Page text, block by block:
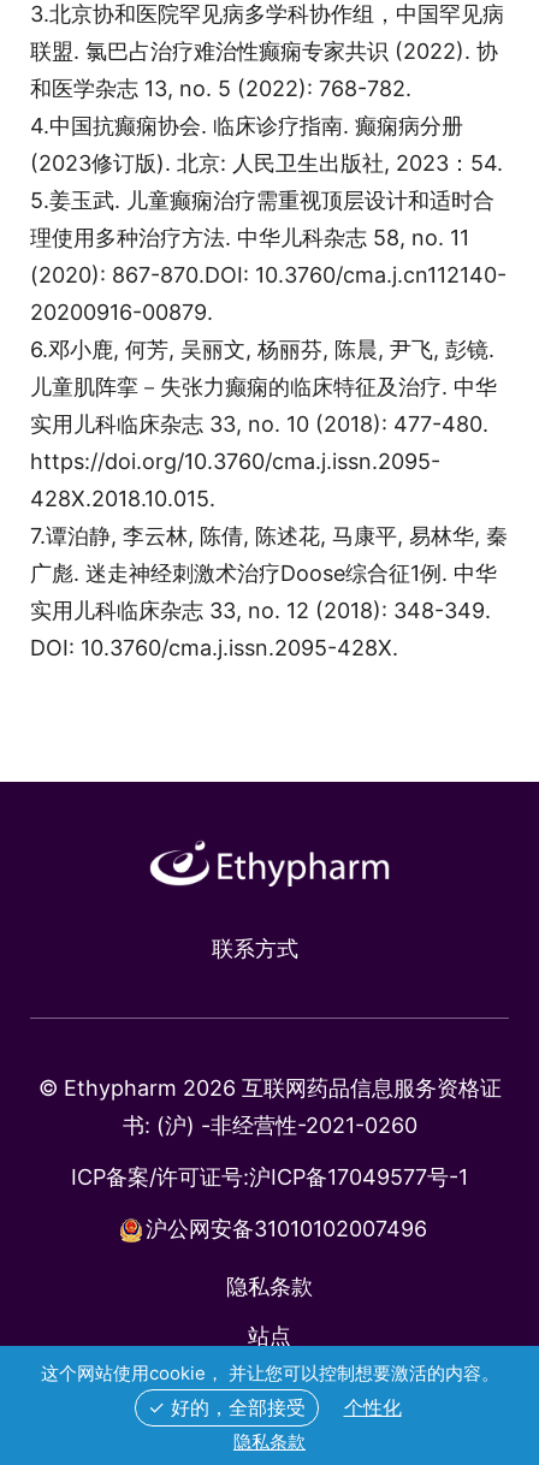
3.北京协和医院罕见病多学科协作组，中国罕见病
联盟. 氯巴占治疗难治性癫痫专家共识 (2022). 协
和医学杂志 13, no. 5 (2022): 768-782.
4.中国抗癫痫协会. 临床诊疗指南. 癫痫病分册
(2023修订版). 北京: 人民卫生出版社, 2023：54.
5.姜玉武. 儿童癫痫治疗需重视顶层设计和适时合
理使用多种治疗方法. 中华儿科杂志 58, no. 11
(2020): 867-870.DOI: 10.3760/cma.j.cn112140-
20200916-00879.
6.邓小鹿, 何芳, 吴丽文, 杨丽芬, 陈晨, 尹飞, 彭镜.
儿童肌阵挛－失张力癫痫的临床特征及治疗. 中华
实用儿科临床杂志 33, no. 10 (2018): 477-480.
https://doi.org/10.3760/cma.j.issn.2095-
428X.2018.10.015.
7.谭泊静, 李云林, 陈倩, 陈述花, 马康平, 易林华, 秦
广彪. 迷走神经刺激术治疗Doose综合征1例. 中华
实用儿科临床杂志 33, no. 12 (2018): 348-349.
DOI: 10.3760/cma.j.issn.2095-428X.
联系方式
© Ethypharm 2026 互联网药品信息服务资格证
书: (沪) -非经营性-2021-0260
ICP备案/许可证号:沪ICP备17049577号-1
沪公网安备31010102007496
隐私条款
站点
医药代表公示信息查询
这个网站使用cookie， 并让您可以控制想要激活的内容。
✓ 好的，全部接受 个性化
隐私条款